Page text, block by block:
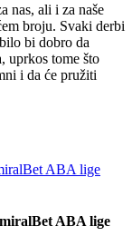
nas, ali i za naše
broju. Svaki derbi
bi dobro da
uprkos tome što
i da će pružiti
ABA lige